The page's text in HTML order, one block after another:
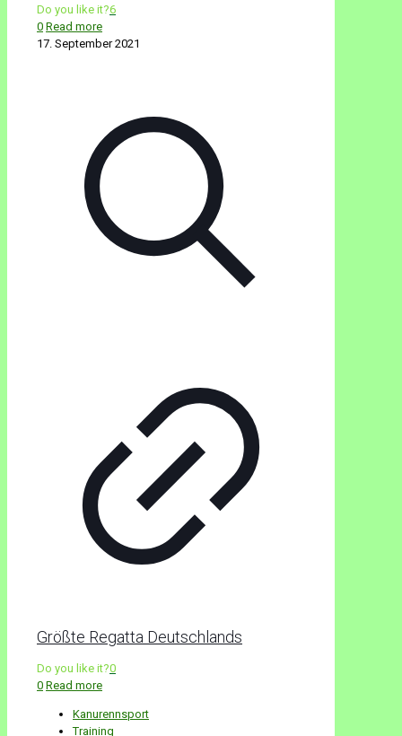
Do you like it?6
0 Read more
17. September 2021
Größte Regatta Deutschlands
Do you like it?0
0 Read more
Kanurennsport
Training